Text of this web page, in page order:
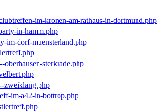
im-kronen-am-rathaus-in-dortmund.php
in-hamm.php
im-dorf-muensterland.php
sterkrade.php
zweiklang.php
im-a42-in-bottrop.php